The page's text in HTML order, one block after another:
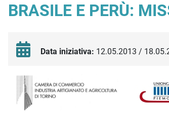
BRASILE E PERÙ:
Data iniziativa: 12.05.2013 /